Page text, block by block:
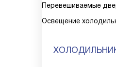
Перевешиваемые
Освещение